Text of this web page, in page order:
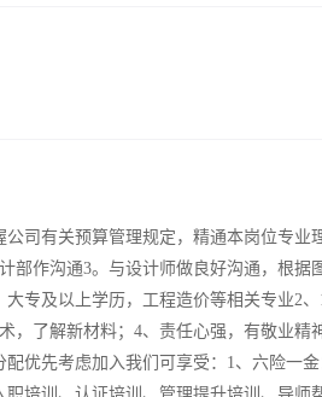
公司有关预算管理规定，精通本岗位专
部作沟通3。与设计师做良好沟通，根
大专及以上学历，工程造价等相关专业2
，了解新材料；4、责任心强，有敬业
配优先考虑加入我们可享受：1、六险一